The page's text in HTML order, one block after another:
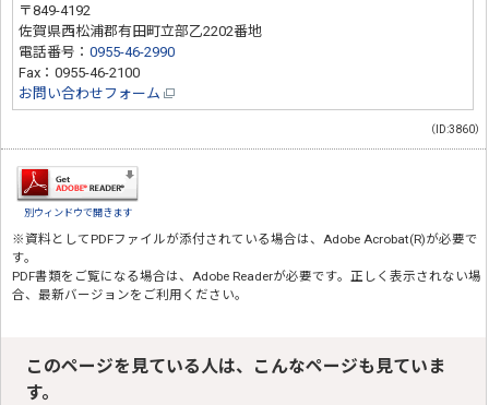
〒849-4192
佐賀県西松浦郡有田町立部乙2202番地
電話番号：0955-46-2990
Fax：0955-46-2100
お問い合わせフォーム
（ID:3860）
別ウィンドウで開きます
※資料としてPDFファイルが添付されている場合は、 Adobe Acrobat(R)が必要で
す。
PDF書類をご覧になる場合は、 Adobe Readerが必要です。正しく表示されない場
合、最新バージョンをご利用ください。
このページを見ている人は、こんなページも見ていま
す。